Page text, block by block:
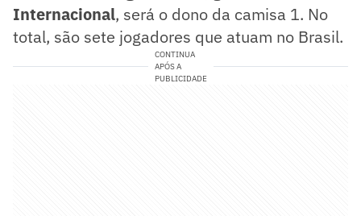
Internacional, será o dono da camisa 1. No
total, são sete jogadores que atuam no Brasil.
CONTINUA
APÓS A
PUBLICIDADE